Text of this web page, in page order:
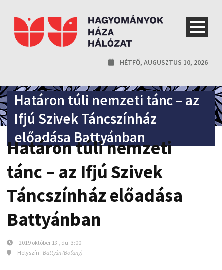
HÉTFŐ, AUGUSZTUS 10, 2026
Határon túli nemzeti tánc – az
Ifjú Szivek Táncszínház
előadása Battyánban
Határon túli nemzeti
tánc – az Ifjú Szivek
Táncszínház előadása
Battyánban
2019 október 13., du. 3:00
Helyszín : Battyán (Boťany)